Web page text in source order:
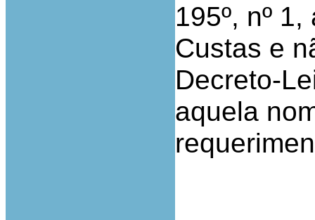
195º, nº
Custas e
Decreto-
aquela